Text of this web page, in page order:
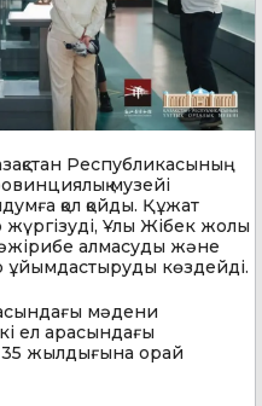
Республикасының
музейі
қол қойды. Құжат
Ұлы Жібек жолы
алмасуды және
ұйымдастыруды көздейді.
мәдени
ел арасындағы
35 жылдығына орай